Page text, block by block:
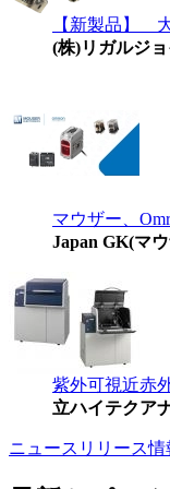
【新製品】
(株)リガルジョ
マウザー、
Japan GK(マ
紫外可視近赤
立ハイテクア
ニュースリリース